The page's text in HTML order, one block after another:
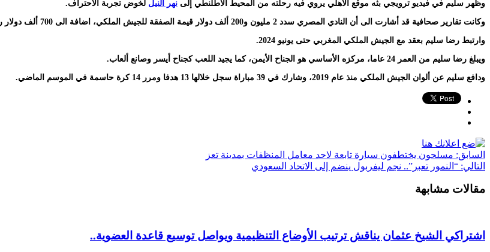
وظهر سليم في فيديو ترويجي بثه موقع الأهلي يروي فيه رحلته من المحيط الأطلنطي إلى نهر النيل لخوض تجربة الاحتراف.
وكانت تقارير صحافية قد أشارت الى أن النادي المصري سدد 2 مليون و200 ألف دولار قيمة الصفقة للجيش الملكي، اضافة الى 700 ألف دولار راتبا سنويا للاعب تزيد 100 ألفا كل موسم.
وارتبط رضا سليم بعقد مع الجيش الملكي المغربي حتى يونيو 2024.
ويبلغ رضا سليم من العمر 24 عاما، مركزه الأساسي هو الجناح الأيمن، كما يجيد اللعب كجناح أيسر وصانع ألعاب.
ودافع سليم عن ألوان الجيش الملكي منذ عام 2019، وشارك في 39 مباراة سجل خلالها 13 هدفا ومرر 14 كرة حاسمة في الموسم الماضي.
السابق: مسلحون يختطفون سيارة تابعة لاحد معامل المنظفات بمدينة تعز
التالي: “النمور تعبر”.. نجم ليفربول ينضم إلى الاتحاد السعودي
مقالات مشابهة
اشتراكي الشيخ عثمان يناقش ترتيب الأوضاع التنظيمية ويواصل توسيع قاعدة العضوية..